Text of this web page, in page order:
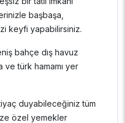
başbaşa,
keyfi yapabilirsiniz.
bahçe dış havuz
ve türk hamamı yer
duyabileceğiniz tüm
özel yemekler